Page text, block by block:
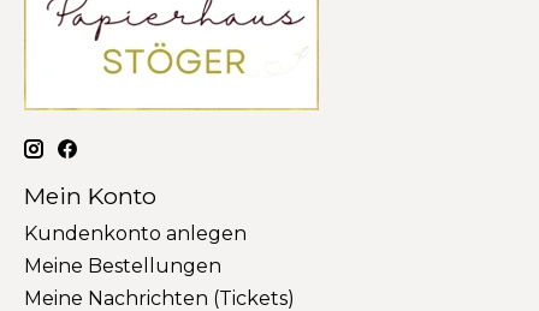
Mein Konto
Kundenkonto anlegen
Meine Bestellungen
Meine Nachrichten (Tickets)